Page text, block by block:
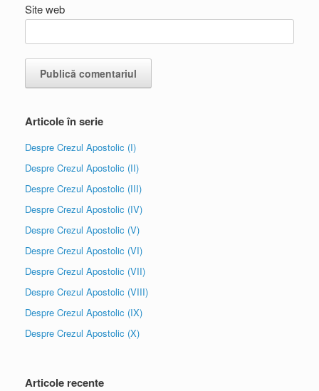
Site web
Articole în serie
Despre Crezul Apostolic (I)
Despre Crezul Apostolic (II)
Despre Crezul Apostolic (III)
Despre Crezul Apostolic (IV)
Despre Crezul Apostolic (V)
Despre Crezul Apostolic (VI)
Despre Crezul Apostolic (VII)
Despre Crezul Apostolic (VIII)
Despre Crezul Apostolic (IX)
Despre Crezul Apostolic (X)
Articole recente